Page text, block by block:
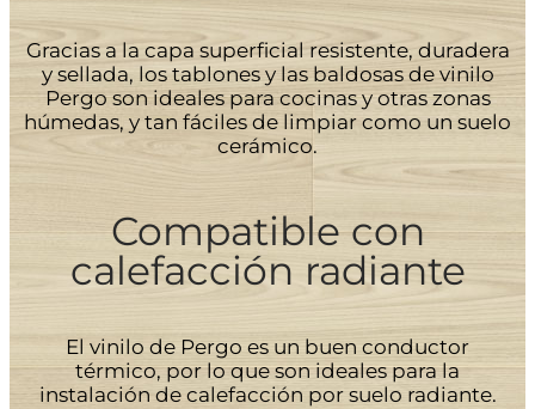
Gracias a la capa superficial resistente, duradera
y sellada, los tablones y las baldosas de vinilo
Pergo son ideales para cocinas y otras zonas
húmedas, y tan fáciles de limpiar como un suelo
cerámico.
Compatible con
calefacción radiante
El vinilo de Pergo es un buen conductor
térmico, por lo que son ideales para la
instalación de calefacción por suelo radiante.